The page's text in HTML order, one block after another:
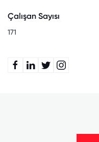
Çalışan Sayısı
171